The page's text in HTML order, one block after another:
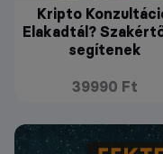
Kripto
Elakadtál?
segítenek
39990 Ft